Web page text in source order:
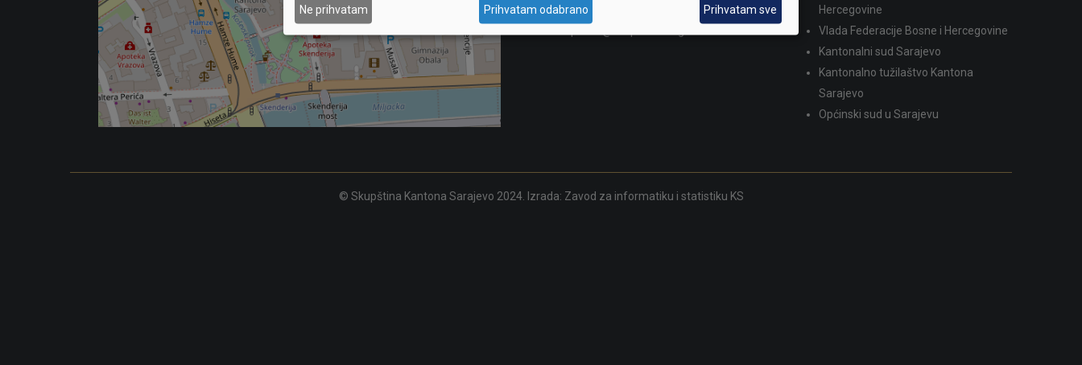
387 33 562-210
Hercegovine
Vlada Federacije Bosne i Hercegovine
Kantonalni sud Sarajevo
Kantonalno tužilaštvo Kantona
Sarajevo
Općinski sud u Sarajevu
© Skupština Kantona Sarajevo 2024. Izrada: Zavod za informatiku i statistiku KS
Ne prihvatam Prihvatam odabrano Prihvatam sve